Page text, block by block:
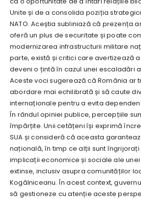
Unite și de a consolida poziția
NATO. Aceștia subliniază că prezența
oferă un plus de securitate și poate
modernizarea infrastructurii militare
parte, există și critici care avertizează
deveni o țintă în cazul unei escaladări
Aceste voci sugerează că România ar
abordare mai echilibrată și să caute
internaționale pentru a evita
În rândul opiniei publice, percepțiile
împărțite. Unii cetățeni își exprimă
SUA și consideră că aceasta
națională, în timp ce alții sunt
implicații economice și sociale ale
extinse, inclusiv asupra comunităților
Kogălniceanu. În acest context,
să gestioneze cu atenție aceste